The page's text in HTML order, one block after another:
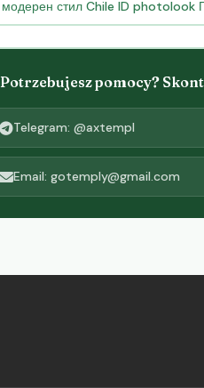
модерен стил Chile ID
Potrzebujesz pomocy?
Telegram: @axtempl
Email: gotemply@gmail.com